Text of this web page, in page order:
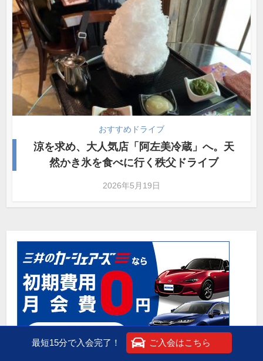
おすすめドライブ
涼を求め、大人気店「阿左美冷蔵」へ。天
然かき氷を食べに行く秩父ドライブ
2026年5月19日
最短15分で入会完了！ ご入会はこちら